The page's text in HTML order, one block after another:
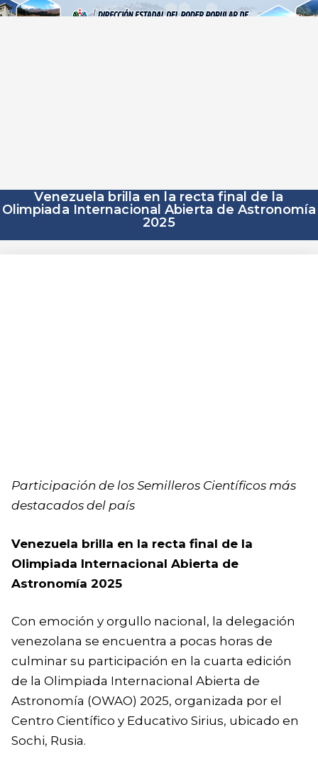
‎Venezuela brilla en la recta final de la
Olimpiada Internacional Abierta de Astronomía
2025
Participación de los Semilleros Científicos más
destacados del país
‎Venezuela brilla en la recta final de la
Olimpiada Internacional Abierta de
Astronomía 2025
‎Con emoción y orgullo nacional, la delegación
venezolana se encuentra a pocas horas de
culminar su participación en la cuarta edición
de la Olimpiada Internacional Abierta de
Astronomía (OWAO) 2025, organizada por el
Centro Científico y Educativo Sirius, ubicado en
Sochi, Rusia.